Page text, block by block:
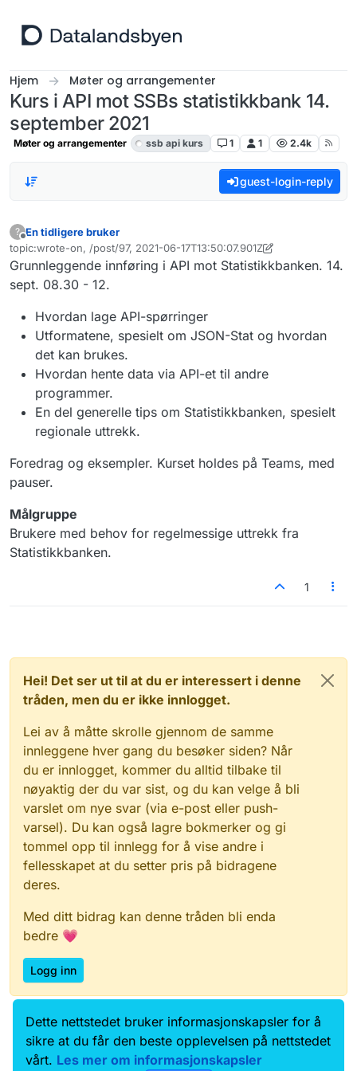
Hjem Møter og arrangementer
Kurs i API mot SSBs statistikkbank 14.
september 2021
Møter og arrangementer ssb api kurs 1 1 2.4k
guest-login-reply
?
Frakoblet
En tidligere bruker
topic:wrote-on, /post/97, 2021-06-17T13:50:07.901Z
Sist endret av En tidligere bruker
Grunnleggende innføring i API mot Statistikkbanken. 14.
sept. 08.30 - 12.
Hvordan lage API-spørringer
Utformatene, spesielt om JSON-Stat og hvordan
det kan brukes.
Hvordan hente data via API-et til andre
programmer.
En del generelle tips om Statistikkbanken, spesielt
regionale uttrekk.
Foredrag og eksempler. Kurset holdes på Teams, med
pauser.
Målgruppe
Brukere med behov for regelmessige uttrekk fra
Statistikkbanken.
1
Hei! Det ser ut til at du er interessert i denne
tråden, men du er ikke innlogget.
Lei av å måtte skrolle gjennom de samme
innleggene hver gang du besøker siden? Når
du er innlogget, kommer du alltid tilbake til
nøyaktig der du var sist, og du kan velge å bli
varslet om nye svar (via e-post eller push-
varsel). Du kan også lagre bokmerker og gi
tommel opp til innlegg for å vise andre i
fellesskapet at du setter pris på bidragene
deres.
Med ditt bidrag kan denne tråden bli enda
bedre 💗
Logg inn
Data.norge.no
Kontakt oss
Samtykke og brukervilkår
Dette nettstedet bruker informasjonskapsler for å
sikre at du får den beste opplevelsen på nettstedet
vårt. Les mer om informasjonskapsler